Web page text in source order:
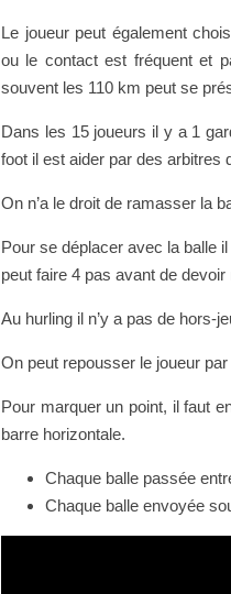
Le joueur peut également
ou le contact est fréquent et
souvent les 110 km peut se
Dans les 15 joueurs il y a 1
foot il est aider par des arbitres
On n’a le droit de ramasser la
Pour se déplacer avec la balle
peut faire 4 pas avant de
Au hurling il n’y a pas de hors-
On peut repousser le joueur
Pour marquer un point, il faut
barre horizontale.
Chaque balle passée
Chaque balle envoyée